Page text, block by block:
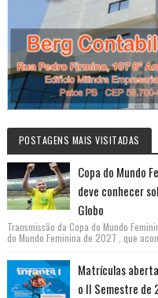
POSTAGENS MAIS VISITADAS
Copa do Mundo
deve conhecer
Globo
Transmissão da Copa do Mundo
do Mundo Feminina de 2027 , que
Matrículas
o II Semestre de